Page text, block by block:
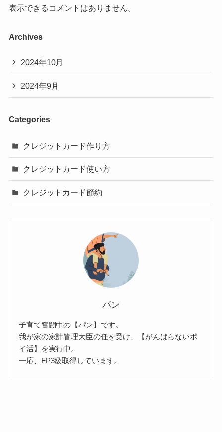
表示できるコメントはありません。
Archives
2024年10月
2024年9月
Categories
クレジットカード作り方
クレジットカード使い方
クレジットカード節約
パン
子育て奮闘中の【パン】です。
我が家の家計管理大臣の任を受け、【がんばらないポ
イ活】を実行中。
一応、FP3級取得しています。